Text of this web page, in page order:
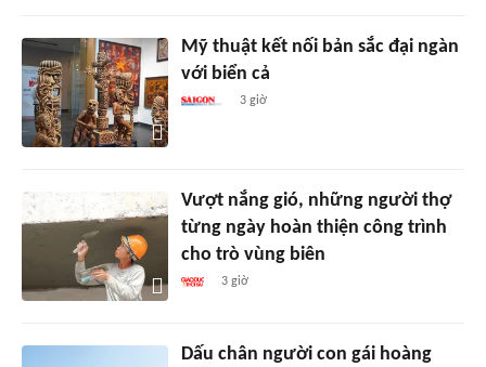
Mỹ thuật kết nối bản sắc đại ngàn
với biển cả
3 giờ
Vượt nắng gió, những người thợ
từng ngày hoàn thiện công trình
cho trò vùng biên
3 giờ
Dấu chân người con gái hoàng